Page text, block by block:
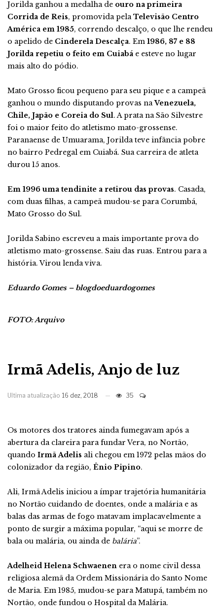
Jorilda ganhou a medalha de ouro na primeira
Corrida de Reis, promovida pelaTelevisão Centro
América em 1985, correndo descalço, o que lhe rendeu
o apelido de Cinderela Descalça. Em 1986, 87 e 88
Jorilda repetiu o feito em Cuiabá e esteve no lugar
mais alto do pódio.
Mato Grosso ficou pequeno para seu pique e a campeã
ganhou o mundo disputando provas naVenezuela,
Chile, Japão e Coreia do Sul. A prata na São Silvestre
foi o maior feito do atletismo mato-grossense.
Paranaense de Umuarama, Jorilda teve infância pobre
no bairro Pedregal em Cuiabá. Sua carreira de atleta
durou 15 anos.
Em 1996 uma tendinite a retirou das provas. Casada,
com duas filhas, a campeã mudou-se para Corumbá,
Mato Grosso do Sul.
Jorilda Sabino escreveu a mais importante prova do
atletismo mato-grossense. Saiu das ruas. Entrou para a
história. Virou lenda viva.
Eduardo Gomes – blogdoeduardogomes
FOTO: Arquivo
Irmã Adelis, Anjo de luz
Ultima atualização 16 dez, 2018 35
Os motores dos tratores ainda fumegavam após a
abertura da clareira para fundar Vera, no Nortão,
quando Irmã Adelis ali chegou em 1972 pelas mãos do
colonizador da região, Ênio Pipino.
Ali, Irmã Adelis iniciou a ímpar trajetória humanitária
no Nortão cuidando de doentes, onde a malária e as
balas das armas de fogo matavam implacavelmente a
ponto de surgir a máxima popular, “aqui se morre de
bala ou malária, ou ainda de balária”.
Adelheid Helena Schwaenen era o nome civil dessa
religiosa alemã da Ordem Missionária do Santo Nome
de Maria. Em 1985, mudou-se para Matupá, também no
Nortão, onde fundou o Hospital da Malária.